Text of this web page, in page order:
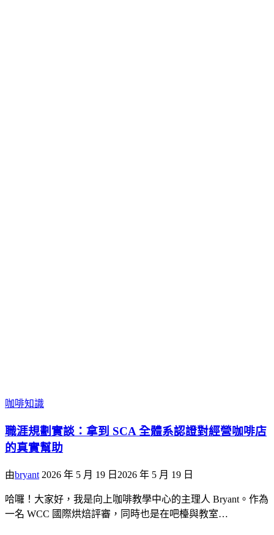
咖啡知識
職涯規劃實談：拿到 SCA 全體系認證對經營咖啡店
的真實幫助
由bryant 2026 年 5 月 19 日 2026 年 5 月 19 日
哈囉！大家好，我是向上咖啡教學中心的主理人 Bryant。作為
一名 WCC 國際烘焙評審，同時也是在吧檯與教室…